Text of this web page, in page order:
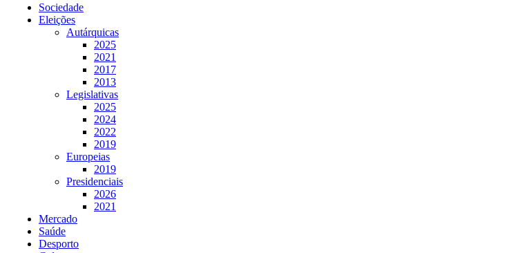
Sociedade
Eleições
Autárquicas
2025
2021
2017
2013
Legislativas
2025
2024
2022
2019
Europeias
2019
Presidenciais
2026
2021
Mercado
Saúde
Desporto